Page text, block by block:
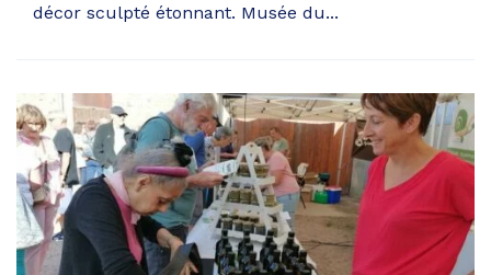
décor sculpté étonnant. Musée du...